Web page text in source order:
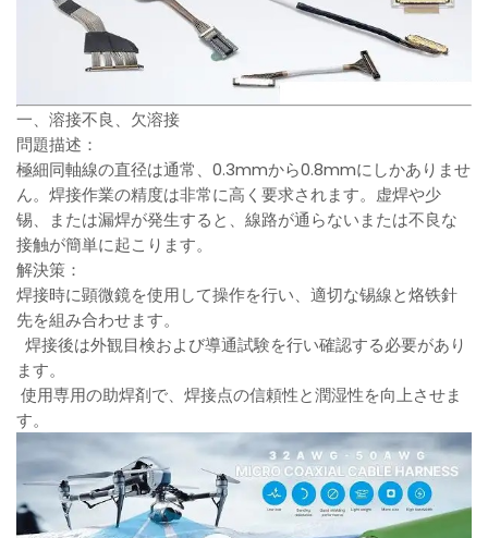
一、溶接不良、欠溶接
問題描述：
極細同軸線の直径は通常、0.3mmから0.8mmにしかありませ
ん。焊接作業の精度は非常に高く要求されます。虚焊や少
锡、または漏焊が発生すると、線路が通らないまたは不良な
接触が簡単に起こります。
解決策：
焊接時に顕微鏡を使用して操作を行い、適切な锡線と烙铁針
先を組み合わせます。
焊接後は外観目検および導通試験を行い確認する必要があり
ます。
使用専用の助焊剤で、焊接点の信頼性と潤湿性を向上させま
す。